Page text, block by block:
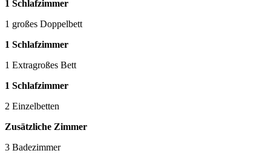
1 Schlafzimmer
1 großes Doppelbett
1 Schlafzimmer
1 Extragroßes Bett
1 Schlafzimmer
2 Einzelbetten
Zusätzliche Zimmer
3 Badezimmer